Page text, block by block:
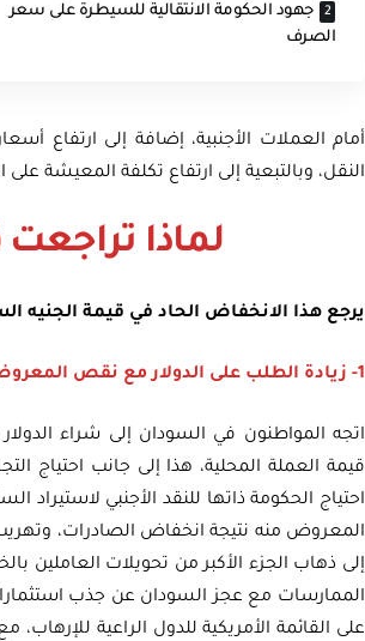
جهود الحكومة الانتقالية للسيطرة على سعر
الصرف
أمام العملات الأجنبية، إضافة إلى ارتفاع
النقل، وبالتبعية إلى ارتفاع تكلفة المعيشة
لماذا تراجعت
يرجع هذا الانخفاض الحاد في قيمة الجنيه
1- زيادة الطلب على الدولار مع نقص المعروض
اتجه المواطنون في السودان إلى شراء
قيمة العملة المحلية، هذا إلى جانب احتياج
احتياج الحكومة ذاتها للنقد الأجنبي
المعروض منه نتيجة انخفاض الصادرات، وتهريب
إلى ذهاب الجزء الأكبر من تحويلات العاملين
الممارسات مع عجز السودان عن جذب
على القائمة الأمريكية للدول الراعية